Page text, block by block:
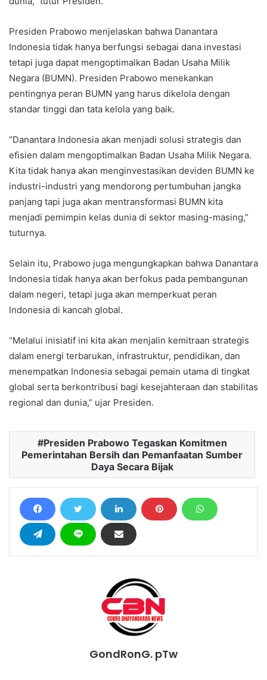
Presiden Prabowo menjelaskan bahwa Danantara
Indonesia tidak hanya berfungsi sebagai dana investasi
tetapi juga dapat mengoptimalkan Badan Usaha Milik
Negara (BUMN). Presiden Prabowo menekankan
pentingnya peran BUMN yang harus dikelola dengan
standar tinggi dan tata kelola yang baik.
“Danantara Indonesia akan menjadi solusi strategis dan
efisien dalam mengoptimalkan Badan Usaha Milik Negara.
Kita tidak hanya akan menginvestasikan deviden BUMN ke
industri-industri yang mendorong pertumbuhan jangka
panjang tapi juga akan mentransformasi BUMN kita
menjadi pemimpin kelas dunia di sektor masing-masing,”
tuturnya.
Selain itu, Prabowo juga mengungkapkan bahwa Danantara
Indonesia tidak hanya akan berfokus pada pembangunan
dalam negeri, tetapi juga akan memperkuat peran
Indonesia di kancah global.
“Melalui inisiatif ini kita akan menjalin kemitraan strategis
dalam energi terbarukan, infrastruktur, pendidikan, dan
menempatkan Indonesia sebagai pemain utama di tingkat
global serta berkontribusi bagi kesejahteraan dan stabilitas
regional dan dunia,” ujar Presiden.
Presiden Prabowo Tegaskan Komitmen
Pemerintahan Bersih dan Pemanfaatan Sumber
Daya Secara Bijak
GondRonG. pTw